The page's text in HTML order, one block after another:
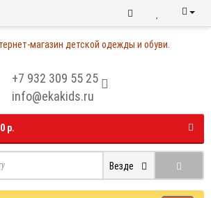
+7 932 309 55 25
info@ekakids.ru
0 р.
Везде